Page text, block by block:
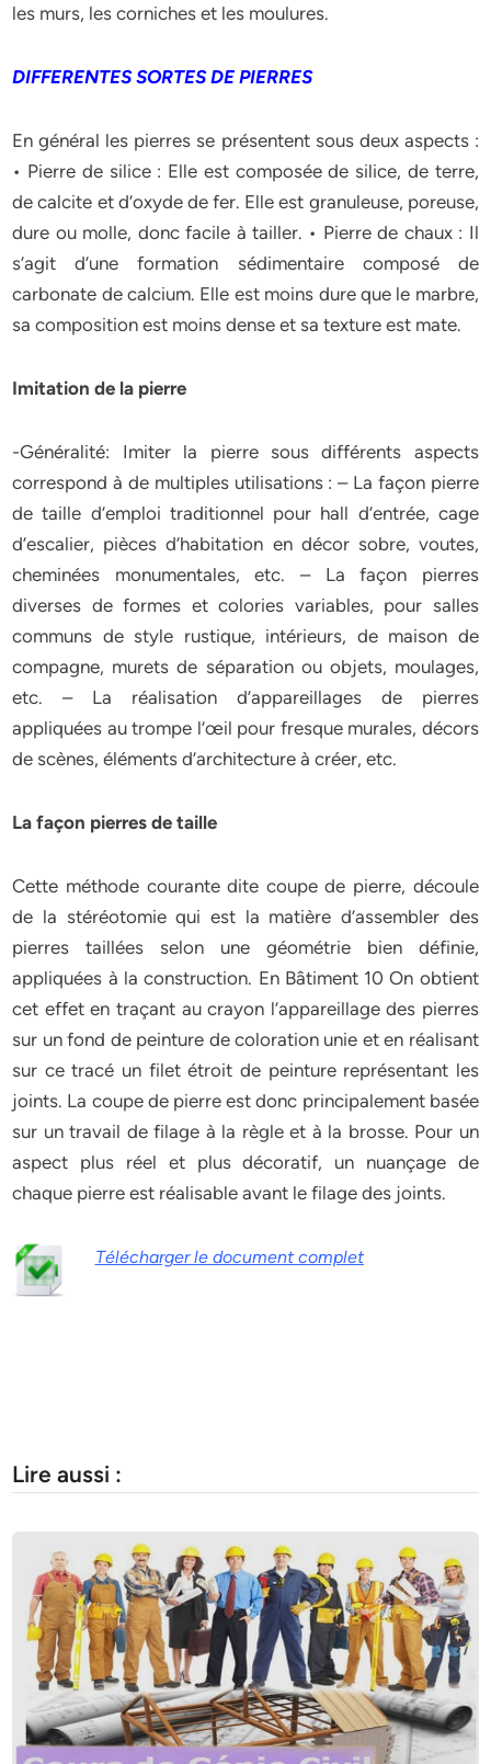
les murs, les corniches et les moulures.
DIFFERENTES SORTES DE PIERRES
En général les pierres se présentent sous deux aspects :
• Pierre de silice : Elle est composée de silice, de terre,
de calcite et d’oxyde de fer. Elle est granuleuse, poreuse,
dure ou molle, donc facile à tailler. • Pierre de chaux : Il
s’agit d’une formation sédimentaire composé de
carbonate de calcium. Elle est moins dure que le marbre,
sa composition est moins dense et sa texture est mate.
Imitation de la pierre
-Généralité: Imiter la pierre sous différents aspects
correspond à de multiples utilisations : – La façon pierre
de taille d’emploi traditionnel pour hall d’entrée, cage
d’escalier, pièces d’habitation en décor sobre, voutes,
cheminées monumentales, etc. – La façon pierres
diverses de formes et colories variables, pour salles
communs de style rustique, intérieurs, de maison de
compagne, murets de séparation ou objets, moulages,
etc. – La réalisation d’appareillages de pierres
appliquées au trompe l’œil pour fresque murales, décors
de scènes, éléments d’architecture à créer, etc.
La façon pierres de taille
Cette méthode courante dite coupe de pierre, découle
de la stéréotomie qui est la matière d’assembler des
pierres taillées selon une géométrie bien définie,
appliquées à la construction. En Bâtiment 10 On obtient
cet effet en traçant au crayon l’appareillage des pierres
sur un fond de peinture de coloration unie et en réalisant
sur ce tracé un filet étroit de peinture représentant les
joints. La coupe de pierre est donc principalement basée
sur un travail de filage à la règle et à la brosse. Pour un
aspect plus réel et plus décoratif, un nuançage de
chaque pierre est réalisable avant le filage des joints.
Télécharger le document complet
Lire aussi :